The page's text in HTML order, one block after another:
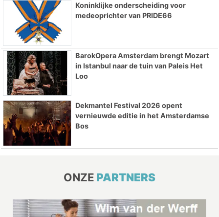
Koninklijke onderscheiding voor
medeoprichter van PRIDE66
BarokOpera Amsterdam brengt Mozart
in Istanbul naar de tuin van Paleis Het
Loo
Dekmantel Festival 2026 opent
vernieuwde editie in het Amsterdamse
Bos
ONZE PARTNERS